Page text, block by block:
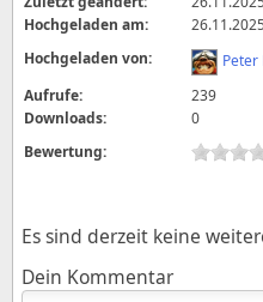
Hochgeladen am:
Hochgeladen von:
Peter
Aufrufe:
239
Downloads:
0
Bewertung:
Es sind derzeit keine
Dein Kommentar